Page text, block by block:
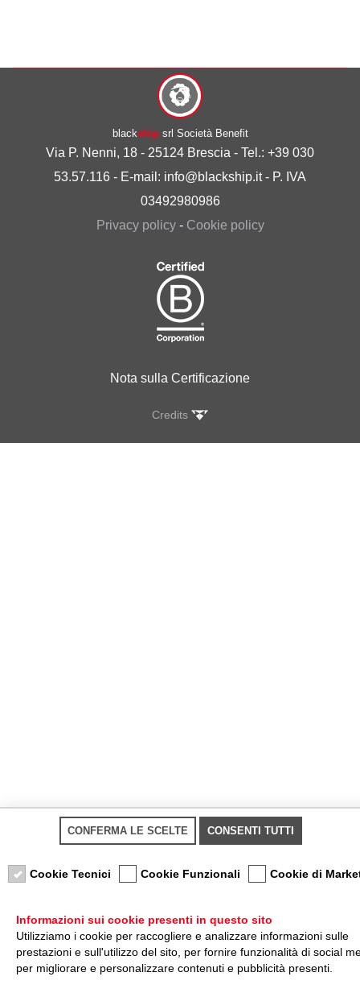
blackshipsrl Società Benefit
Via P. Nenni, 18 - 25124 Brescia - Tel.: +39 030
53.57.116 - E-mail: info@blackship.it - P. IVA
03492980986
Privacy policy- Cookie policy
Nota sulla Certificazione
Credits
CONFERMA LE SCELTE CONSENTI TUTTI
Cookie Tecnici Cookie Funzionali Cookie di
Informazioni sui cookie presenti in questo sito
Utilizziamo i cookie per raccogliere e analizzare informazioni sulle
prestazioni e sull'utilizzo del sito, per fornire funzionalità di social
per migliorare e personalizzare contenuti e pubblicità presenti.